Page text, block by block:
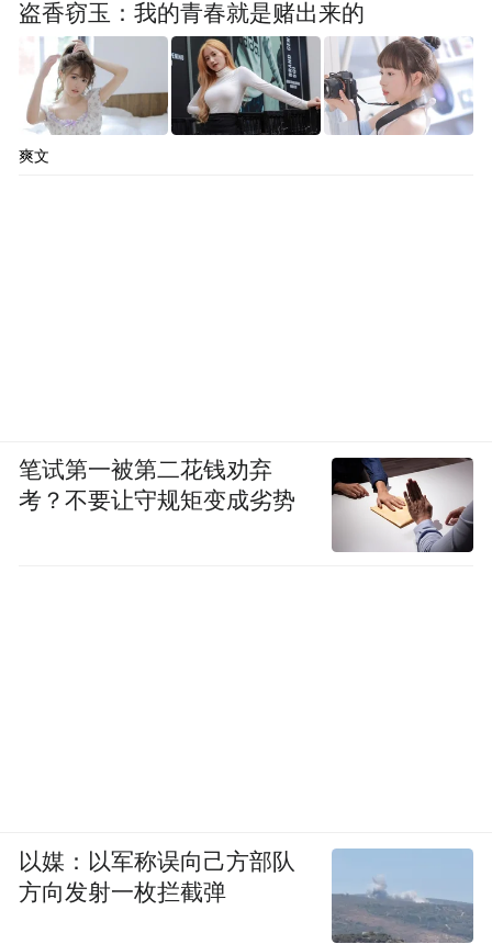
盗香窃玉：我的青春就是赌出来的
爽文
笔试第一被第二花钱劝弃
考？不要让守规矩变成劣势
以媒：以军称误向己方部队
方向发射一枚拦截弹